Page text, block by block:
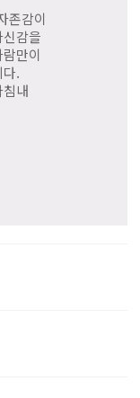
존감이
감을
만이
.
내